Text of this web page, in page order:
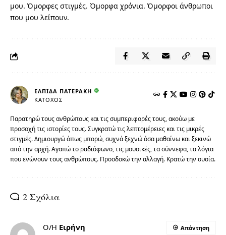
μου. Όμορφες στιγμές. Όμορφα χρόνια. Όμορφοι άνθρωποι
που μου λείπουν.
ΕΛΠΊΔΑ ΠΑΤΕΡΆΚΗ
ΚΆΤΟΧΟΣ
Παρατηρώ τους ανθρώπους και τις συμπεριφορές τους, ακούω με
προσοχή τις ιστορίες τους. Συγκρατώ τις λεπτομέρειες και τις μικρές
στιγμές. Δημιουργώ όπως μπορώ, συχνά ξεχνώ όσα μαθαίνω και ξεκινώ
από την αρχή. Αγαπώ το ραδιόφωνο, τις μουσικές, τα σύννεφα, τα λόγια
που ενώνουν τους ανθρώπους. Προσδοκώ την αλλαγή. Κρατώ την ουσία.
2 Σχόλια
Ο/Η Ειρήνη Απάντηση